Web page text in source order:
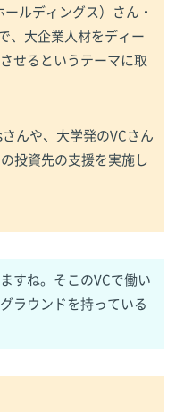
ルディングス）さん・
、大企業人材をディー
せるというテーマに取
んや、大学発のVCさん
投資先の支援を実施し
すね。そこのVCで働い
ラウンドを持っている